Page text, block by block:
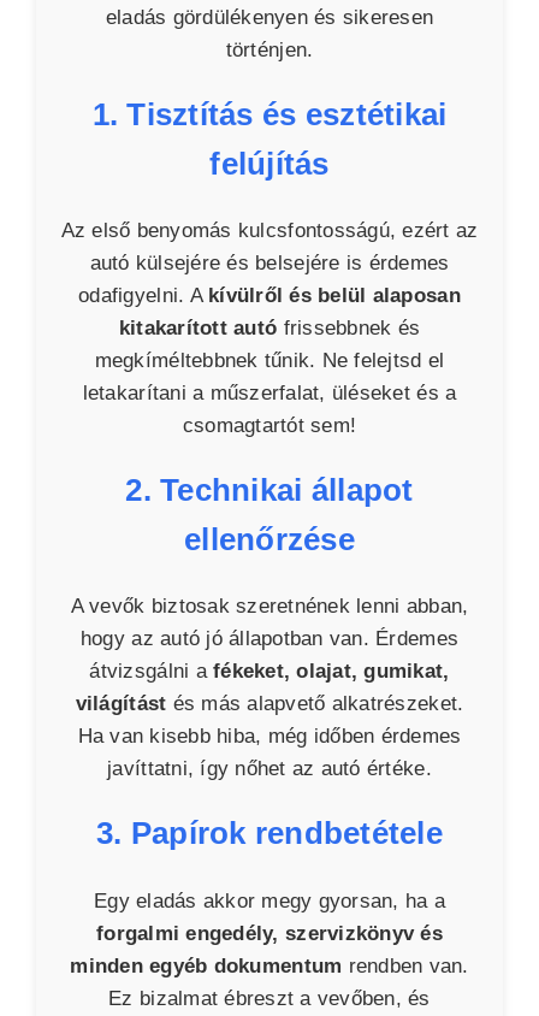
eladás gördülékenyen és sikeresen
történjen.
1. Tisztítás és esztétikai
felújítás
Az első benyomás kulcsfontosságú, ezért az
autó külsejére és belsejére is érdemes
odafigyelni. A kívülről és belül alaposan
kitakarított autó frissebbnek és
megkíméltebbnek tűnik. Ne felejtsd el
letakarítani a műszerfalat, üléseket és a
csomagtartót sem!
2. Technikai állapot
ellenőrzése
A vevők biztosak szeretnének lenni abban,
hogy az autó jó állapotban van. Érdemes
átvizsgálni afékeket, olajat, gumikat,
világítást és más alapvető alkatrészeket.
Ha van kisebb hiba, még időben érdemes
javíttatni, így nőhet az autó értéke.
3. Papírok rendbetétele
Egy eladás akkor megy gyorsan, ha a
forgalmi engedély, szervizkönyv és
minden egyéb dokumentum rendben van.
Ez bizalmat ébreszt a vevőben, és